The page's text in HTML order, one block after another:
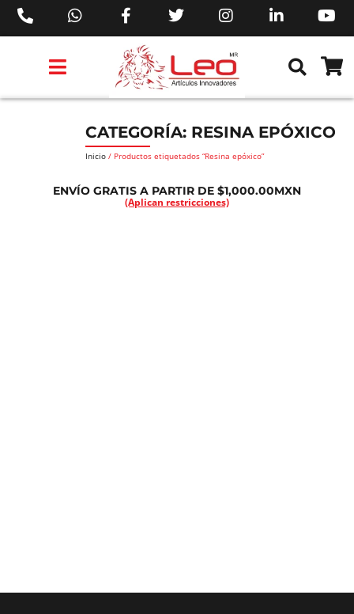
CATEGORÍA: RESINA EPÓXICO
Inicio / Productos etiquetados “Resina epóxico”
ENVÍO GRATIS A PARTIR DE $1,000.00MXN
(Aplican restricciones)